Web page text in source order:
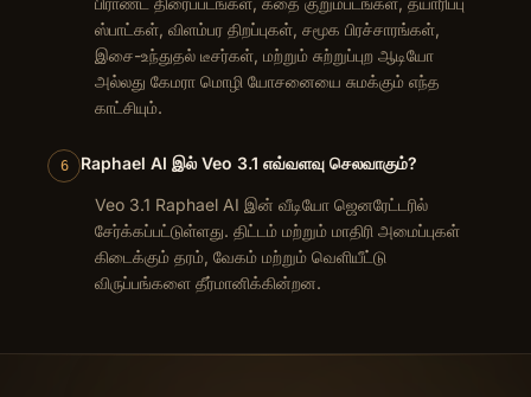
ஸ்பாட்கள், விளம்பர திறப்புகள், சமூக பிரச்சாரங்கள்,
இசை-உந்துதல் டீசர்கள், மற்றும் சுற்றுப்புற ஆடியோ
அல்லது கேமரா மொழி யோசனையை சுமக்கும் எந்த
காட்சியும்.
6 Raphael AI இல் Veo 3.1 எவ்வளவு செலவாகும்?
Veo 3.1 Raphael AI இன் வீடியோ ஜெனரேட்டரில்
சேர்க்கப்பட்டுள்ளது. திட்டம் மற்றும் மாதிரி அமைப்புகள்
கிடைக்கும் தரம், வேகம் மற்றும் வெளியீட்டு
விருப்பங்களை தீர்மானிக்கின்றன.